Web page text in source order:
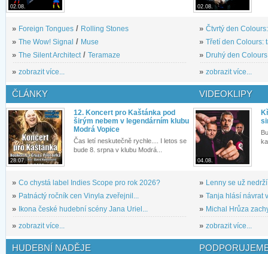
02.08.
» Foreign Tongues / Rolling Stones
» The Wow! Signal / Muse
» The Silent Architect / Teramaze
» zobrazit více...
02.08.
» Čtvrtý den
» Třetí den Colours:
» Druhý den
» zobrazit více...
ČLÁNKY
28.07.
12. Koncert pro Kaštánka pod
širým nebem v legendárním klubu
Modrá Vopice
Čas letí neskutečně rychle.... I letos se
bude 8. srpna v klubu Modrá...
» Co chystá label Indies Scope pro rok 2026?
» Patnáctý ročník cen Vinyla zveřejnil...
»
Ikona české hudební scény Jana Uriel...
» zobrazit více...
VIDEOKLIPY
04.08.
» Lenny se už
» Tanja hlásí návrat
» Michal Hrůza
» zobrazit více...
HUDEBNÍ NADĚJE